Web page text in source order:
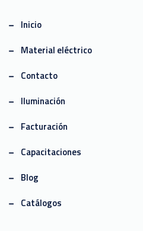
Inicio
Material eléctrico
Contacto
Iluminación
Facturación
Capacitaciones
Blog
Catálogos